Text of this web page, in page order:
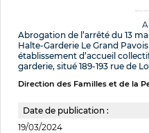
Abrogation de l’arrêté du 13
Halte-Garderie Le Grand
établissement d’accueil
garderie, situé 189-193 rue de
Direction des Familles et de la
Date de publication :
19/03/2024